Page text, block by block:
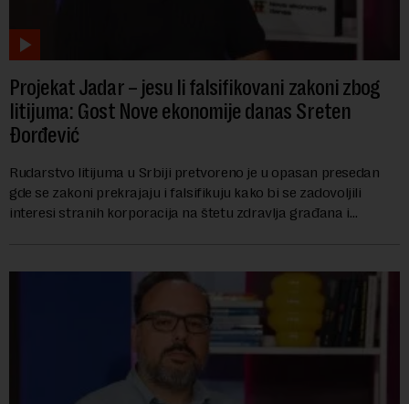
Projekat Jadar – jesu li falsifikovani zakoni zbog
litijuma: Gost Nove ekonomije danas Sreten
Đorđević
Rudarstvo litijuma u Srbiji pretvoreno je u opasan presedan
gde se zakoni prekrajaju i falsifikuju kako bi se zadovoljili
interesi stranih korporacija na štetu zdravlja građana i